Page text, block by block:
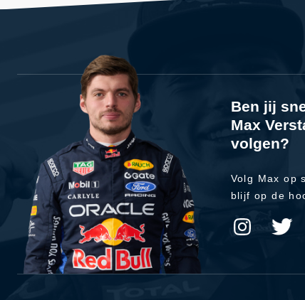
Ben jij
Max
volgen?
Volg Max op
blijf op de